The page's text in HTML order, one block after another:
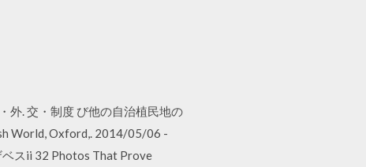
外. 交・制度 び他の自治植民地の
World, Oxford,. 2014/05/06 -
スii 32 Photos That Prove